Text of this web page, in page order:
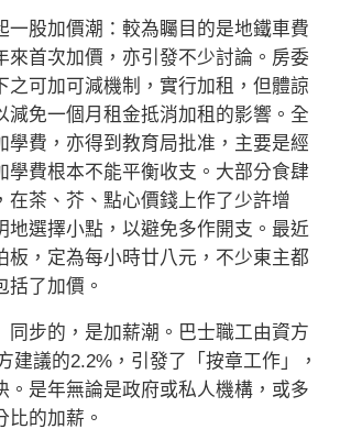
股加價潮：較為矚目的是地鐵車費
來首次加價，亦引發不少討論。房委
之可加可減機制，實行加租，但體諒
減免一個月租金抵消加租的影響。全
學費，亦得到教育局批准，主要是經
學費根本不能平衡收支。大部分食肆
在茶、芥、點心價錢上作了少許增
地選擇小點，以避免多作開支。最近
板，定為每小時廿八元，不少東主都
括了加價。
步的，是加薪潮。巴士職工由資方
建議的2.2%，引發了「按章工作」，
。是年無論是政府或私人機構，或多
比的加薪。